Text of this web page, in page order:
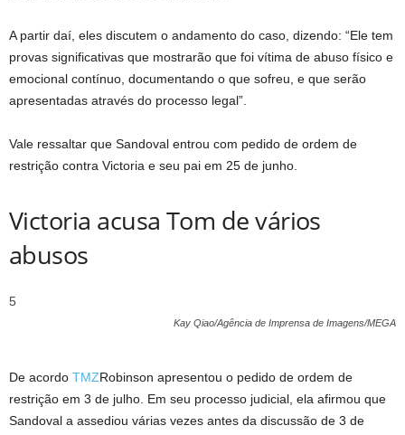
A partir daí, eles discutem o andamento do caso, dizendo: “Ele tem
provas significativas que mostrarão que foi vítima de abuso físico e
emocional contínuo, documentando o que sofreu, e que serão
apresentadas através do processo legal”.
Vale ressaltar que Sandoval entrou com pedido de ordem de
restrição contra Victoria e seu pai em 25 de junho.
Victoria acusa Tom de vários
abusos
5
Kay Qiao/Agência de Imprensa de Imagens/MEGA
De acordo TMZRobinson apresentou o pedido de ordem de
restrição em 3 de julho. Em seu processo judicial, ela afirmou que
Sandoval a assediou várias vezes antes da discussão de 3 de